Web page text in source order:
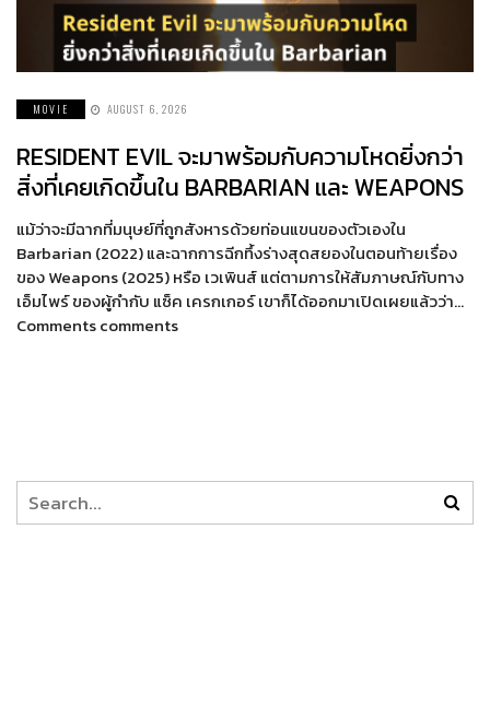
MOVIE AUGUST 6, 2026
RESIDENT EVIL จะมาพร้อมกับความโหดยิ่งกว่า
สิ่งที่เคยเกิดขึ้นใน BARBARIAN และ WEAPONS
แม้ว่าจะมีฉากที่มนุษย์ที่ถูกสังหารด้วยท่อนแขนของตัวเองใน
Barbarian (2022) และฉากการฉีกทึ้งร่างสุดสยองในตอนท้ายเรื่อง
ของ Weapons (2025) หรือ เวเพินส์ แต่ตามการให้สัมภาษณ์กับทาง
เอ็มไพร์ ของผู้กำกับ แซ็ค เครกเกอร์ เขาก็ได้ออกมาเปิดเผยแล้วว่า…
Comments comments